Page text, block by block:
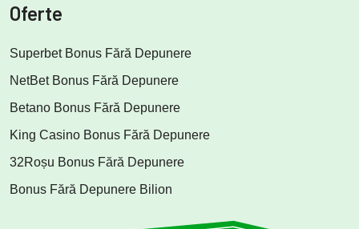
Oferte
Superbet Bonus Fără Depunere
NetBet Bonus Fără Depunere
Betano Bonus Fără Depunere
King Casino Bonus Fără Depunere
32Roșu Bonus Fără Depunere
Bonus Fără Depunere Bilion